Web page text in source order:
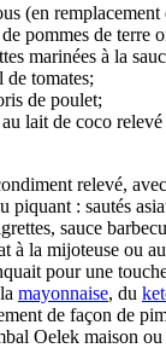
(en remplacement
pommes de terre
marinées à la
de tomates;
de poulet;
lait de coco relevé
relevé,
piquant : sautés
sauce
à la mijoteuse ou
pour une
mayonnaise, du
de façon de
Oelek maison